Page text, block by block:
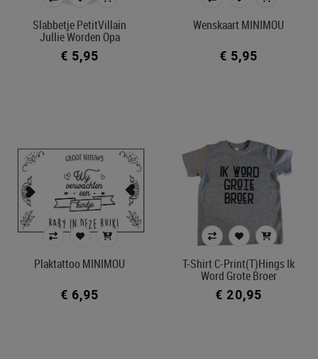
Merk
Filters toepassen
Slabbetje PetitVillain
Jullie Worden Opa
€ 5,95
Wenskaart MINIMOU
€ 5,95
Plaktattoo MINIMOU
€ 6,95
T-Shirt C-Print(T)hings Ik
Word Grote Broer
€ 20,95